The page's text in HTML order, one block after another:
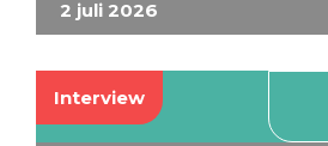
2 juli 2026
Interview